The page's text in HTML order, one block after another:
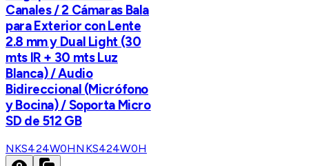
Canales / 2 Cámaras Bala
para Exterior con Lente
2.8 mm y Dual Light (30
mts IR + 30 mts Luz
Blanca) / Audio
Bidireccional (Micrófono
y Bocina) / Soporta Micro
SD de 512 GB
NKS424W0HNKS424W0H